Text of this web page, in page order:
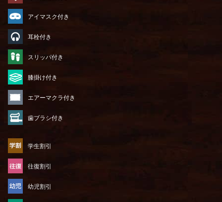
アイマスク付き
耳栓付き
スリッパ付き
膝掛け付き
エアーマクラ付き
歯ブラシ付き
学生割引
往復割引
幼児割引